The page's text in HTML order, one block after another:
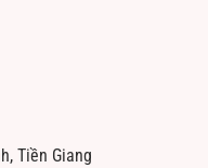
Tiền Giang